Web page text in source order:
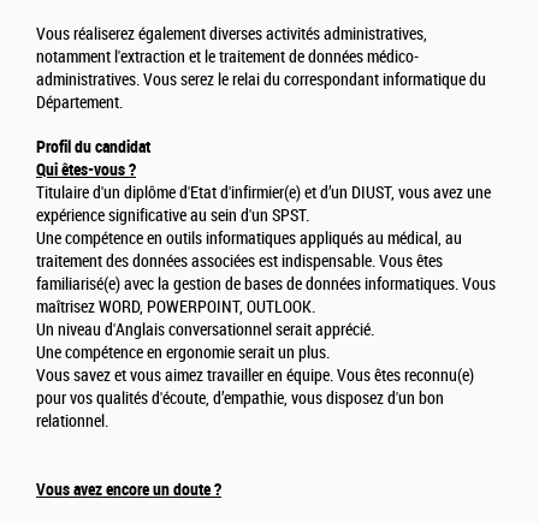
Vous réaliserez également diverses activités administratives,
notamment l'extraction et le traitement de données médico-
administratives. Vous serez le relai du correspondant informatique du
Département.
Profil du candidat
Qui êtes-vous ?
Titulaire d'un diplôme d'Etat d'infirmier(e) et d’un DIUST, vous avez une
expérience significative au sein d'un SPST.
Une compétence en outils informatiques appliqués au médical, au
traitement des données associées est indispensable. Vous êtes
familiarisé(e) avec la gestion de bases de données informatiques. Vous
maîtrisez WORD, POWERPOINT, OUTLOOK.
Un niveau d'Anglais conversationnel serait apprécié.
Une compétence en ergonomie serait un plus.
Vous savez et vous aimez travailler en équipe. Vous êtes reconnu(e)
pour vos qualités d'écoute, d’empathie, vous disposez d'un bon
relationnel.
Vous avez encore un doute ?